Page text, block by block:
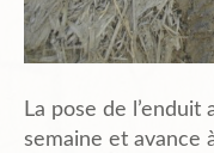
La pose de l’enduit
semaine et avance